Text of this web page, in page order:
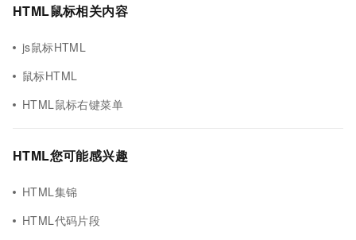
HTML鼠标相关内容
js鼠标HTML
鼠标HTML
HTML鼠标右键菜单
HTML您可能感兴趣
HTML集锦
HTML代码片段